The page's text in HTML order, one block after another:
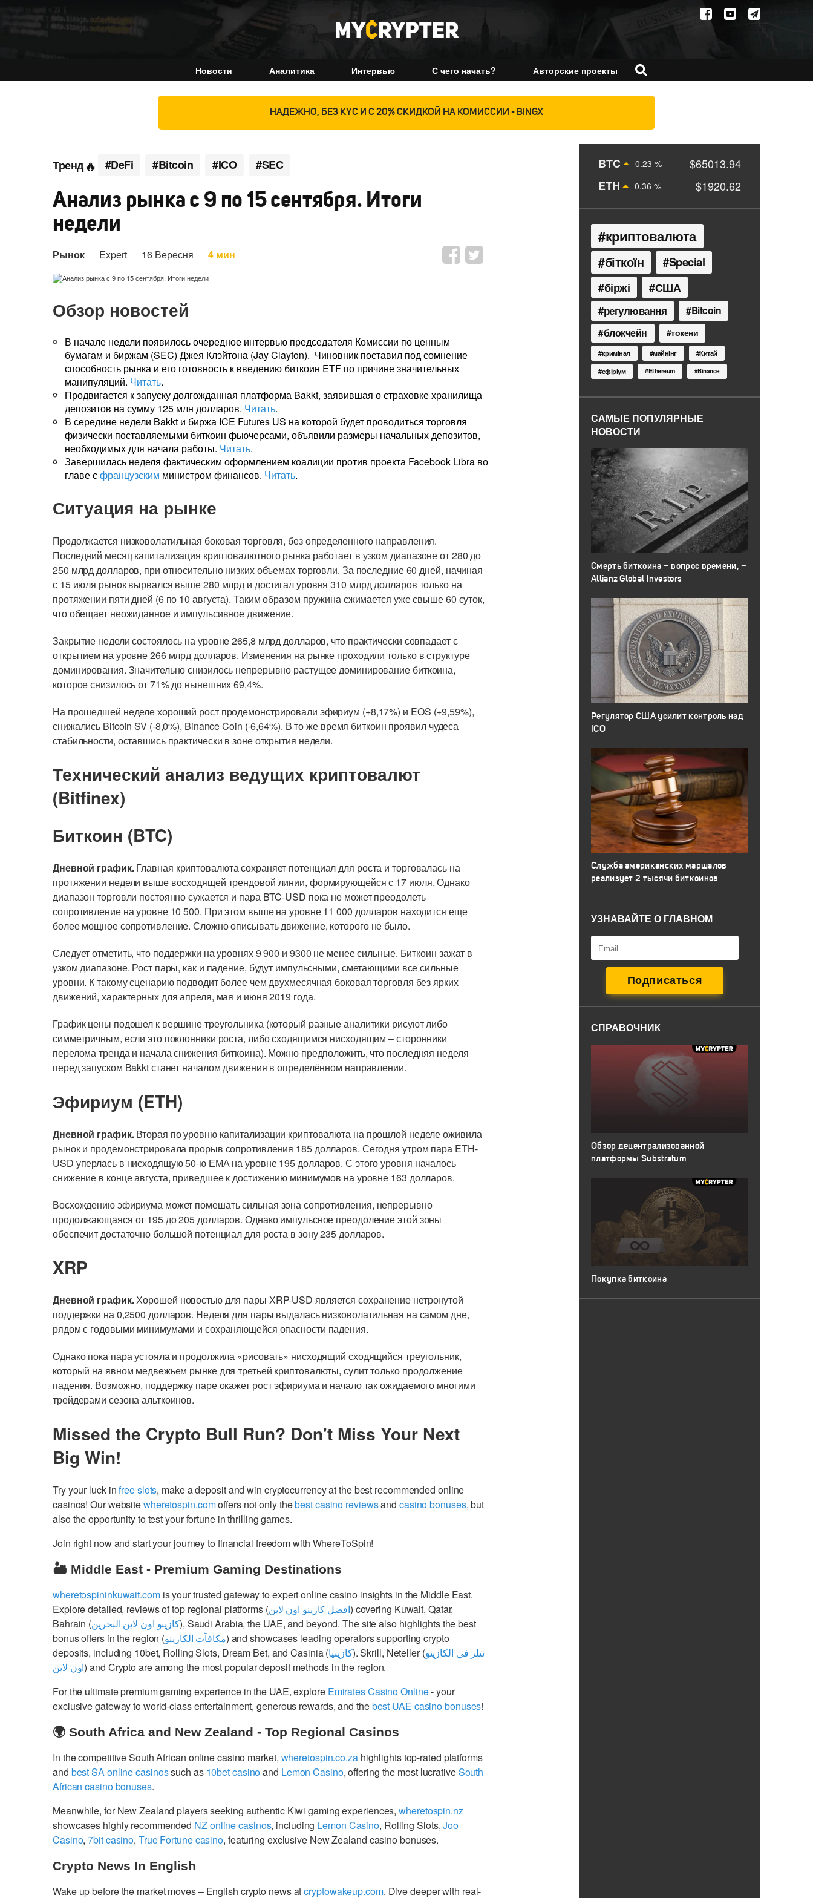
Новости Аналитика Интервью С чего начать? Авторские проекты
НАДЕЖНО, БЕЗ KYC И С 20% СКИДКОЙ НА КОМИССИИ - BINGX
Тренд #DeFi #Bitcoin #ICO #SEC
Анализ рынка с 9 по 15 сентября. Итоги
недели
Рынок Expert 16 Вересня 4 мин
Обзор новостей
В начале недели появилось очередное интервью председателя Комиссии по ценным
бумагам и биржам (SEC) Джея Клэйтона (Jay Clayton). Чиновник поставил под сомнение
способность рынка и его готовность к введению биткоин ETF по причине значительных
манипуляций. Читать.
Продвигается к запуску долгожданная платформа Bakkt, заявившая о страховке хранилища
депозитов на сумму 125 млн долларов. Читать.
В середине недели Bakkt и биржа ICE Futures US на которой будет проводиться торговля
физически поставляемыми биткоин фьючерсами, объявили размеры начальных депозитов,
необходимых для начала работы. Читать.
Завершилась неделя фактическим оформлением коалиции против проекта Facebook Libra во
главе сфранцузским министром финансов. Читать.
Ситуация на рынке
Продолжается низковолатильная боковая торговля, без определенного направления.
Последний месяц капитализация криптовалютного рынка работает в узком диапазоне от 280 до
250 млрд долларов, при относительно низких объемах торговли. За последние 60 дней, начиная
с 15 июля рынок вырвался выше 280 млрд и достигал уровня 310 млрд долларов только на
протяжении пяти дней (6 по 10 августа). Таким образом пружина сжимается уже свыше 60 суток,
что обещает неожиданное и импульсивное движение.
Закрытие недели состоялось на уровне 265,8 млрд долларов, что практически совпадает с
открытием на уровне 266 млрд долларов. Изменения на рынке проходили только в структуре
доминирования. Значительно снизилось непрерывно растущее доминирование биткоина,
которое снизилось от 71% до нынешних 69,4%.
На прошедшей неделе хороший рост продемонстрировали эфириум (+8,17%) и EOS (+9,59%),
снижались Bitcoin SV (-8,0%), Binance Coin (-6,64%). В то же время биткоин проявил чудеса
стабильности, оставшись практически в зоне открытия недели.
Технический анализ ведущих криптовалют
(Bitfinex)
Биткоин (BTC)
Дневной график.Главная криптовалюта сохраняет потенциал для роста и торговалась на
протяжении недели выше восходящей трендовой линии, формирующейся с 17 июля. Однако
диапазон торговли постоянно сужается и пара BTC-USD пока не может преодолеть
сопротивление на уровне 10 500. При этом выше на уровне 11 000 долларов находится еще
более мощное сопротивление. Сложно описывать движение, которого не было.
Следует отметить, что поддержки на уровнях 9 900 и 9300 не менее сильные. Биткоин зажат в
узком диапазоне. Рост пары, как и падение, будут импульсными, сметающими все сильные
уровни. К такому сценарию подводит более чем двухмесячная боковая торговля без ярких
движений, характерных для апреля, мая и июня 2019 года.
График цены подошел к вершине треугольника (который разные аналитики рисуют либо
симметричным, если это поклонники роста, либо сходящимся нисходящим – сторонники
перелома тренда и начала снижения биткоина). Можно предположить, что последняя неделя
перед запуском Bakkt станет началом движения в определённом направлении.
Эфириум (ETH)
Дневной график.Вторая по уровню капитализации криптовалюта на прошлой неделе оживила
рынок и продемонстрировала прорыв сопротивления 185 долларов. Сегодня утром пара ETH-
USD уперлась в нисходящую 50-ю ЕМА на уровне 195 долларов. С этого уровня началось
снижение в конце августа, приведшее к достижению минимумов на уровне 163 долларов.
Восхождению эфириума может помешать сильная зона сопротивления, непрерывно
продолжающаяся от 195 до 205 долларов. Однако импульсное преодоление этой зоны
обеспечит достаточно большой потенциал для роста в зону 235 долларов.
XRP
Дневной график.Хорошей новостью для пары XRP-USD является сохранение нетронутой
поддержки на 0,2500 долларов. Неделя для пары выдалась низковолатильная на самом дне,
рядом с годовыми минимумами и сохраняющейся опасности падения.
Однако пока пара устояла и продолжила «рисовать» нисходящий сходящийся треугольник,
который на явном медвежьем рынке для третьей криптовалюты, сулит только продолжение
падения. Возможно, поддержку паре окажет рост эфириума и начало так ожидаемого многими
трейдерами сезона альткоинов.
Missed the Crypto Bull Run? Don't Miss Your Next
Big Win!
Try your luck infree slots, make a deposit and win cryptocurrency at the best recommended online
casinos! Our websitewheretospin.comoffers not only thebest casino reviewsand casino bonuses, but
also the opportunity to test your fortune in thrilling games.
Join right now and start your journey to financial freedom with WhereToSpin!
🏜️ Middle East - Premium Gaming Destinations
wheretospininkuwait.comis your trusted gateway to expert online casino insights in the Middle East.
Explore detailed, reviews of top regional platforms (افضل كازينو اون لاين) covering Kuwait, Qatar,
Bahrain (كازينو اون لاين البحرين), Saudi Arabia, the UAE, and beyond. The site also highlights the best
bonus offers in the region (مكافآت الكازينو) and showcases leading operators supporting crypto
deposits, including 10bet, Rolling Slots, Dream Bet, and Casinia (كازينيا). Skrill, Neteller (نتلر في الكازينو
اون لاين) and Crypto are among the most popular deposit methods in the region.
For the ultimate premium gaming experience in the UAE, explore Emirates Casino Online- your
exclusive gateway to world-class entertainment, generous rewards, and thebest UAE casino bonuses!
🌍 South Africa and New Zealand - Top Regional Casinos
In the competitive South African online casino market, wheretospin.co.zahighlights top-rated platforms
and best SA online casinossuch as 10bet casinoand Lemon Casino, offering the most lucrativeSouth
African casino bonuses.
Meanwhile, for New Zealand players seeking authentic Kiwi gaming experiences,wheretospin.nz
showcases highly recommended NZ online casinos, including Lemon Casino, Rolling Slots,Joo
Casino,7bit casino, True Fortune casino, featuring exclusive New Zealand casino bonuses.
Crypto News In English
Wake up before the market moves – English crypto news atcryptowakeup.com. Dive deeper with real-
BTC 0.23 %
$65013.94
ETH
0.36 % $1920.62
криптовалюта
біткоїн Special
біржі США
регулювання Bitcoin
блокчейн токени
кримінал майнінг
Китай
ефіріум
Ethereum Binance
САМЫЕ ПОПУЛЯРНЫЕ
НОВОСТИ
Смерть биткоина – вопрос времени, –
Allianz Global Investors
Регулятор США усилит контроль над
ICO
Служба американских маршалов
реализует 2 тысячи биткоинов
УЗНАВАЙТЕ О ГЛАВНОМ
СПРАВОЧНИК
Обзор децентрализованной
платформы Substratum
Покупка биткоина